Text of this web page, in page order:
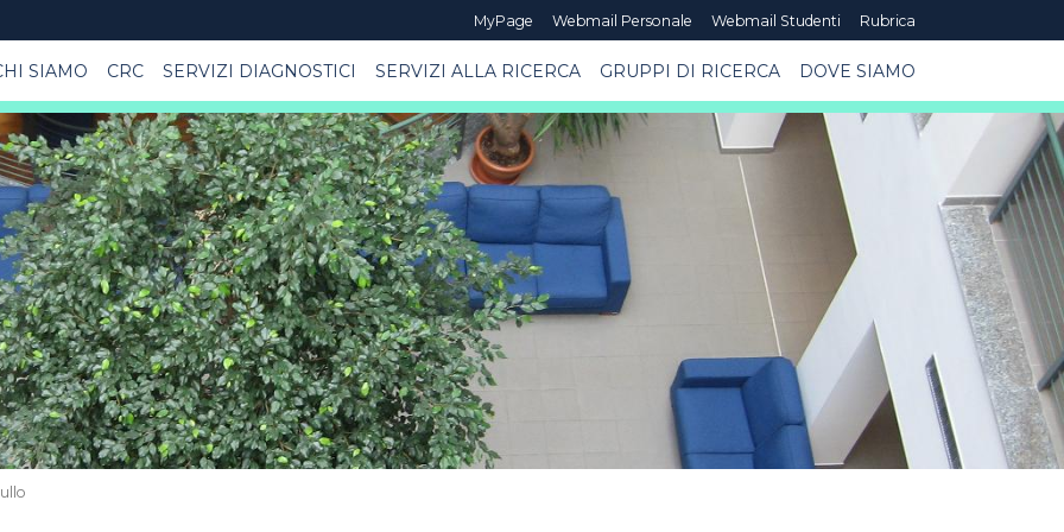
MyPage Webmail Personale Webmail Studenti
Rubrica
SIAMO CRC SERVIZI DIAGNOSTICI SERVIZI ALLA RICERCA GRUPPI DI RICERCA DOVE SIAMO